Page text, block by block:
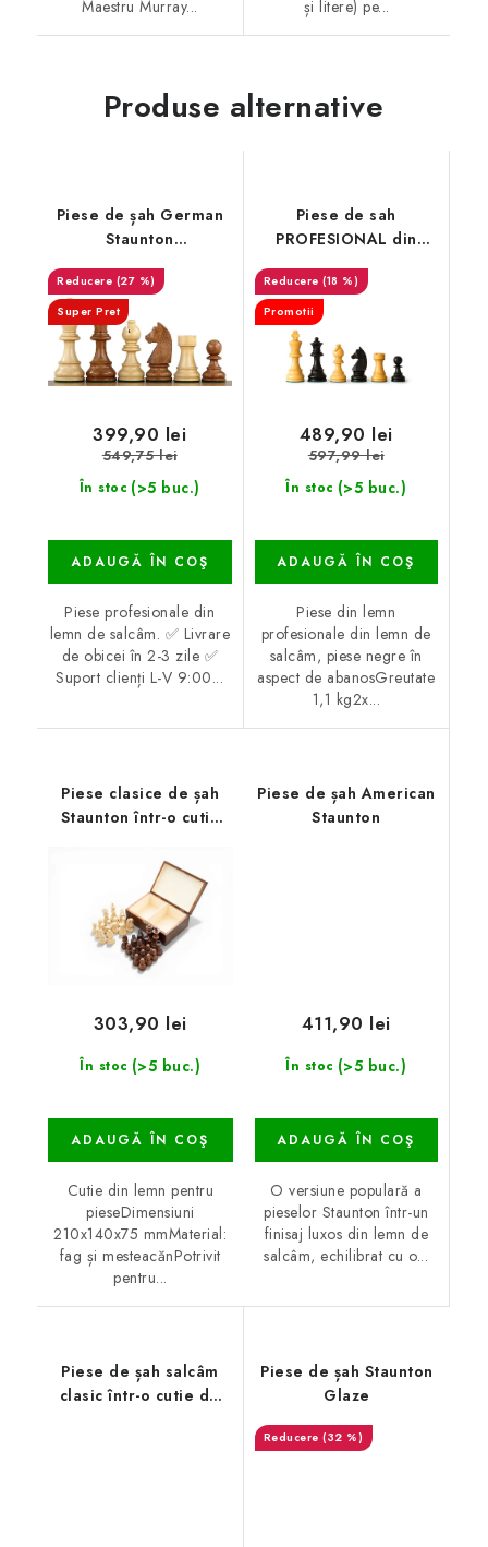
Maestru Murray... și litere) pe...
Produse alternative
Piese de șah German
Staunton
PROFESIONAL din agat
(27 %)
Super Pret
În stoc (>5 buc.)
399,90 lei
549,75 lei
ADAUGĂ ÎN COŞ
Piese profesionale din
lemn de salcâm. ✅ Livrare
de obicei în 2-3 zile ✅
Suport clienți L-V 9:00...
Piese de sah
PROFESIONAL din
salcâm
(18 %)
Promotii
În stoc (>5 buc.)
489,90 lei
597,99 lei
ADAUGĂ ÎN COŞ
Piese din lemn
profesionale din lemn de
salcâm, piese negre în
aspect de abanosGreutate
1,1 kg2x...
Piese clasice de șah
Staunton într-o cutie
În stoc (>5 buc.)
303,90 lei
ADAUGĂ ÎN COŞ
Cutie din lemn pentru
pieseDimensiuni
210x140x75 mmMaterial:
fag și mesteacănPotrivit
pentru...
Piese de șah American
Staunton
În stoc (>5 buc.)
411,90 lei
ADAUGĂ ÎN COŞ
O versiune populară a
pieselor Staunton într-un
finisaj luxos din lemn de
salcâm, echilibrat cu o...
Piese de șah salcâm
clasic într-o cutie de
Piese de șah Staunton
Glaze
(32 %)